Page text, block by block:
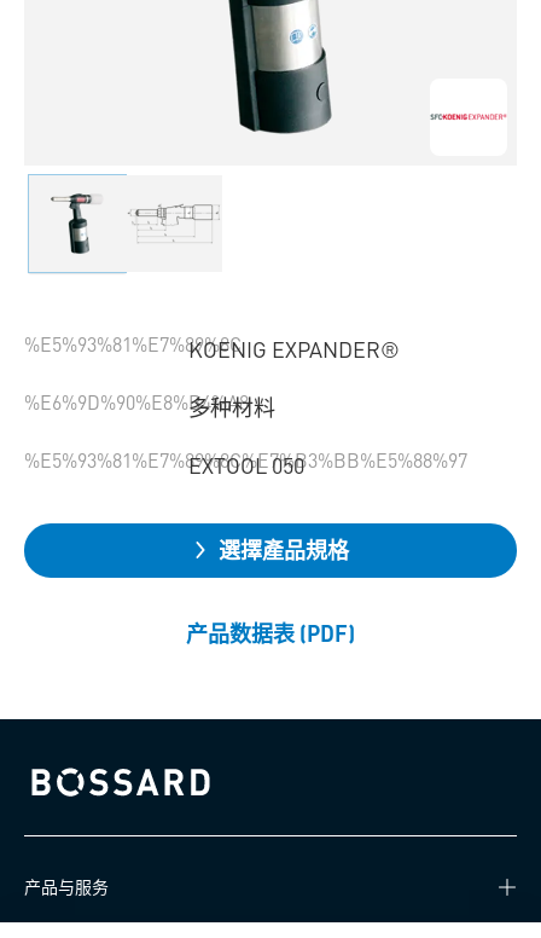
%E5%93%81%E7%89%8CKOENIG EXPANDER®
%E6%9D%90%E8%B4%A8
多种材料
%E5%93%81%E7%89%8C%E7%B3%BB%E5%88%97
EXTOOL 050
選擇產品規格
产品数据表 (PDF)
Bossard homepage
产品与服务